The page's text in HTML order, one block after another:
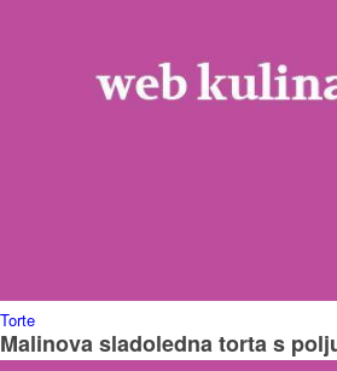
Torte
Malinova sladoledna torta s